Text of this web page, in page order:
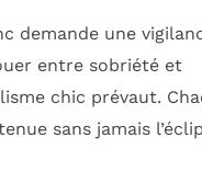
demande une
entre sobriété et
chic prévaut.
sans jamais